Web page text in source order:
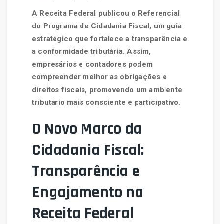
A Receita Federal publicou o Referencial
do Programa de Cidadania Fiscal, um guia
estratégico que fortalece a transparência e
a conformidade tributária. Assim,
empresários e contadores podem
compreender melhor as obrigações e
direitos fiscais, promovendo um ambiente
tributário mais consciente e participativo.
O Novo Marco da
Cidadania Fiscal:
Transparência e
Engajamento na
Receita Federal